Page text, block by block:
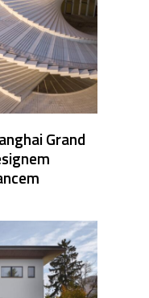
Grand